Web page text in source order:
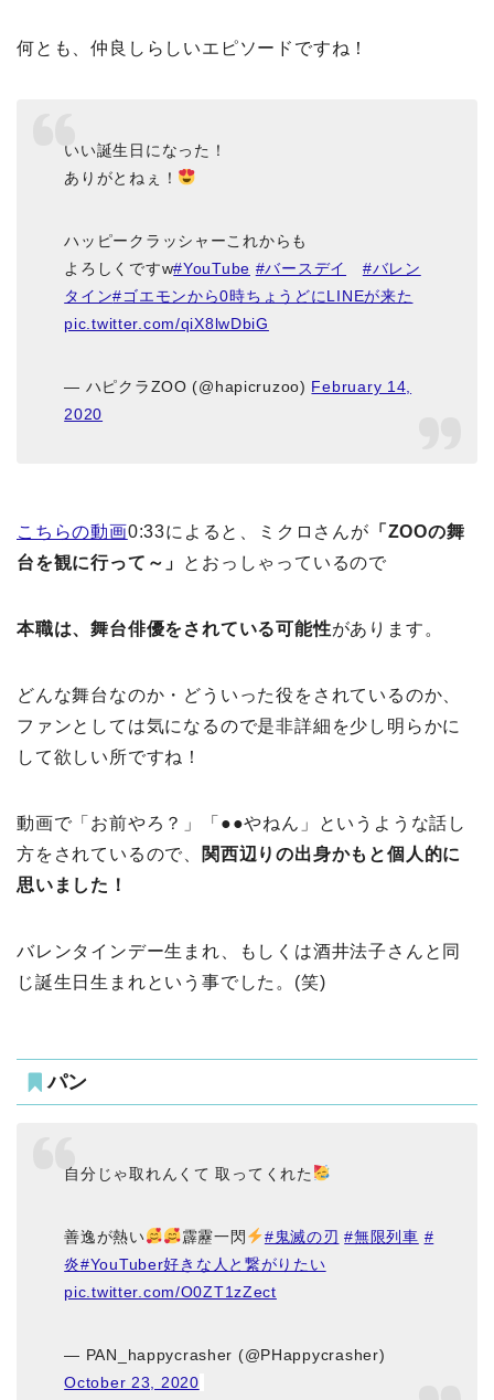
何とも、仲良しらしいエピソードですね！
いい誕生日になった！
ありがとねぇ！
ハッピークラッシャーこれからも
よろしくですw#YouTube #バースデイ
#バレン
タイン#ゴエモンから0時ちょうどにLINEが来た
pic.twitter.com/qiX8lwDbiG
— ハピクラZOO (@hapicruzoo) February 14,
2020
こちらの動画0:33によると、ミクロさんが 「ZOOの舞
台を観に行って～」
とおっしゃっているので
本職は、舞台俳優をされている可能性があります。
どんな舞台なのか・どういった役をされているのか、
ファンとしては気になるので是非詳細を少し明らかに
して欲しい所ですね！
動画で「お前やろ？」「●●やねん」というような話し
方をされているので、
関西辺りの出身かもと個人的に
思いました！
バレンタインデー生まれ、もしくは酒井法子さんと同
じ誕生日生まれという事でした。(笑)
パン
自分じゃ取れんくて 取ってくれた
善逸が熱い 霹靂一閃 #鬼滅の刃 #無限列車 #
炎#YouTuber好きな人と繋がりたい
pic.twitter.com/O0ZT1zZect
— PAN_happycrasher (@PHappycrasher)
October 23, 2020